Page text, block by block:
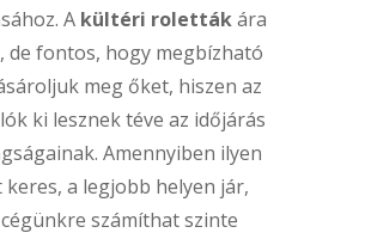
Akültéri rolettákára
de fontos, hogy megbízható
meg őket, hiszen az
ki lesznek téve az időjárás
Amennyiben ilyen
a legjobb helyen jár,
számíthat szinte